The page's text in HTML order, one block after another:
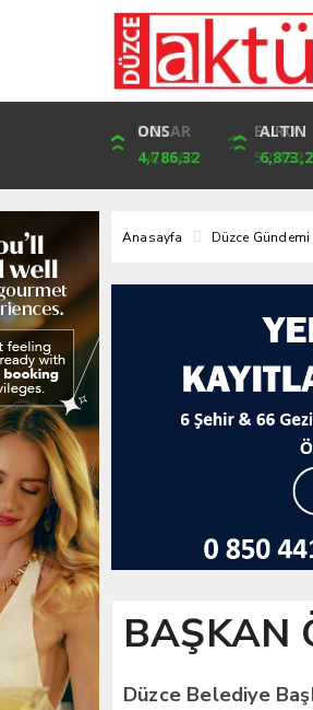
DOLAR
44,6563
EURO
52,4527
ONS
4,786,32
ALTIN
Anasayfa Düzce Gündemi
BAŞKAN
Düzce Belediye